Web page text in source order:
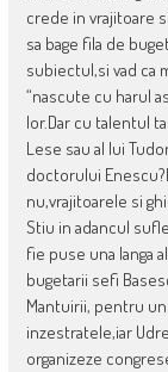
crede in vrajitoare
sa bage fila de
subiectul,si vad ca
“nascute cu harul
lor.Dar cu talentul
Lese sau al lui
doctorului
nu,vrajitoarele si
Stiu in adancul
fie puse una langa
bugetarii sefi
Mantuirii, pentru
inzestratele,iar
organizeze